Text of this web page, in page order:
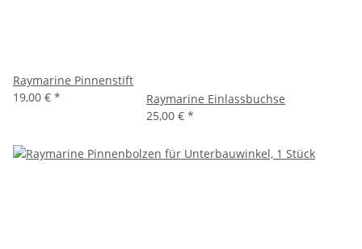
Raymarine Pinnenstift
19,00 € *
Raymarine Einlassbuchse
25,00 € *